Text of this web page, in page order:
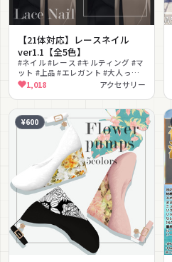
【21体対応】レースネイル
ver1.1【全5色】
#ネイル #レース #キルティング #マ
ット #上品 #エレガント #大人っぽ
い #フェミニン #リアルクローズ
1,018 アクセサリー
¥600